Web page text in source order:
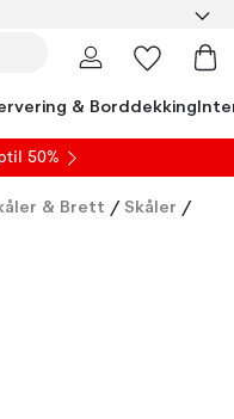
& Borddekking
50%
& Brett / Skåler /